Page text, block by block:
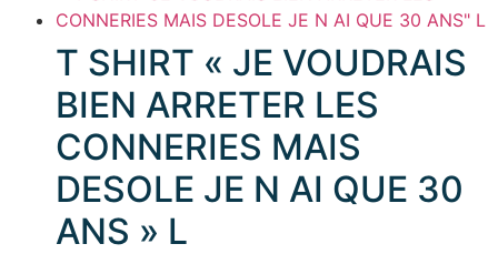
T SHIRT « JE VOUDRAIS
BIEN ARRETER LES
CONNERIES MAIS
DESOLE JE N AI QUE 30
ANS » L